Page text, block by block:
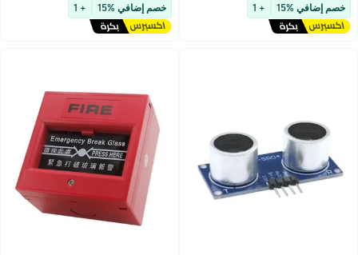
%15
+ 1 خصم إضافي %15 + 1